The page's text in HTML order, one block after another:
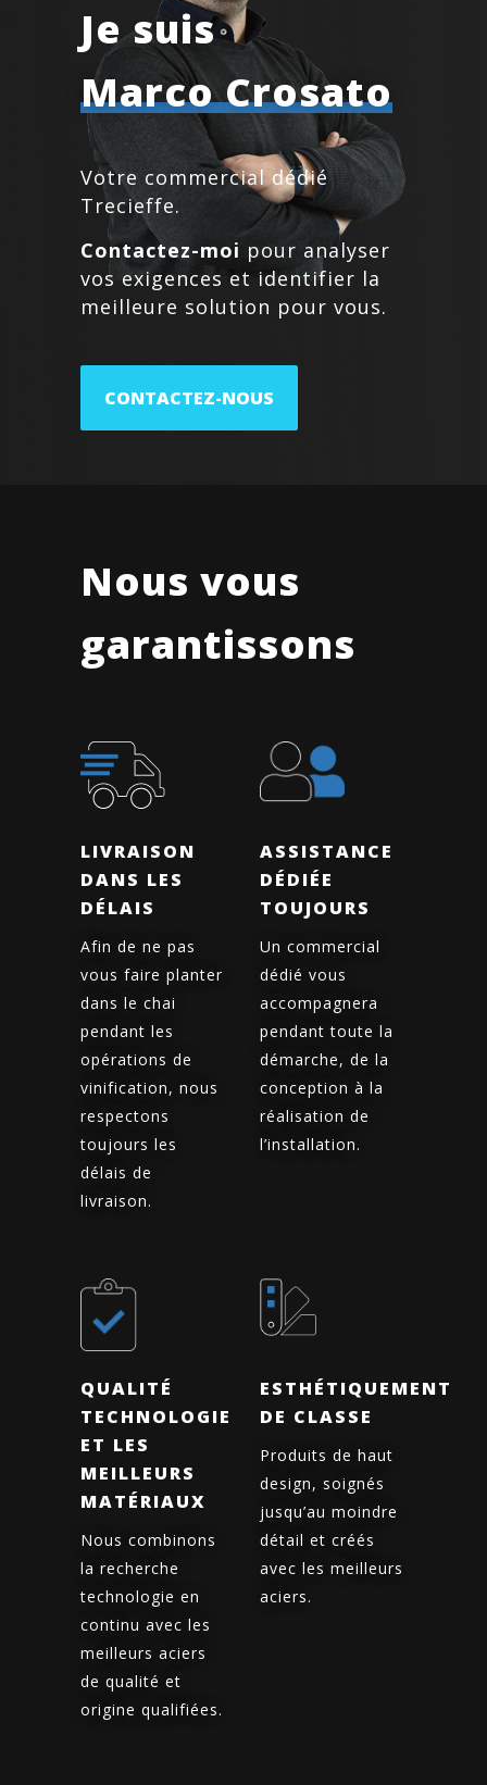
Je suis
Marco Crosato
Votre commercial dédié
Trecieffe.
Contactez-moi pour analyser
vos exigences et identifier la
meilleure solution pour vous.
CONTACTEZ-NOUS
Nous vous
garantissons
LIVRAISON
DANS LES
DÉLAIS
Afin de ne pas
vous faire planter
dans le chai
pendant les
opérations de
vinification, nous
respectons
toujours les
délais de
livraison.
ASSISTANCE
DÉDIÉE
TOUJOURS
Un commercial
dédié vous
accompagnera
pendant toute la
démarche, de la
conception à la
réalisation de
l’installation.
QUALITÉ
TECHNOLOGIE
ET LES
MEILLEURS
MATÉRIAUX
Nous combinons
la recherche
technologie en
continu avec les
meilleurs aciers
de qualité et
origine qualifiées.
ESTHÉTIQUEMENT
DE CLASSE
Produits de haut
design, soignés
jusqu’au moindre
détail et créés
avec les meilleurs
aciers.